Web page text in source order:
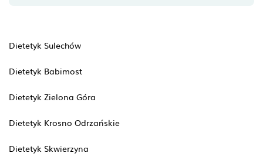
Dietetyk Sulechów
Dietetyk Babimost
Dietetyk Zielona Góra
Dietetyk Krosno Odrzańskie
Dietetyk Skwierzyna